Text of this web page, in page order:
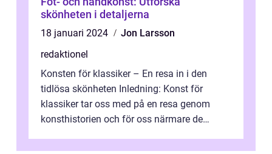
skönheten i detaljerna
18 januari 2024
Jon Larsson
redaktionel
Konsten för klassiker – En resa in i den
tidlösa skönheten Inledning: Konst för
klassiker tar oss med på en resa genom
konsthistorien och för oss närmare de